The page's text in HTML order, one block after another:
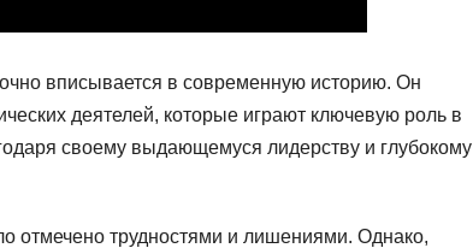
вписывается в современную историю. Он
деятелей, которые играют ключевую роль в
своему выдающемуся лидерству и глубокому
отмечено трудностями и лишениями. Однако,